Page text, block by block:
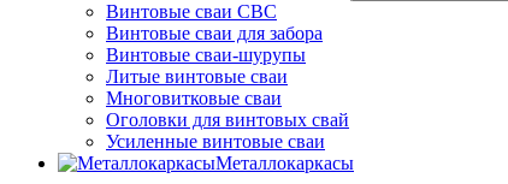
Винтовые сваи СВС
Винтовые сваи для забора
Винтовые сваи-шурупы
Литые винтовые сваи
Многовитковые сваи
Оголовки для винтовых свай
Усиленные винтовые сваи
Металлокаркасы